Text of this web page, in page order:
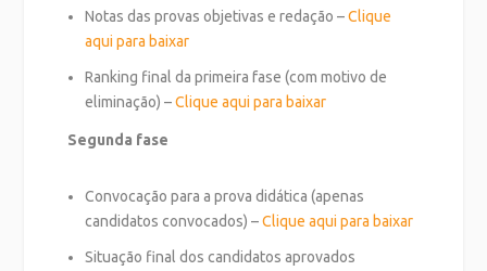
Notas das provas objetivas e redação –Clique
aqui para baixar
Ranking final da primeira fase (com motivo de
eliminação) –Clique aqui para baixar
Segunda fase
Convocação para a prova didática (apenas
candidatos convocados) –Clique aqui para baixar
Situação final dos candidatos aprovados